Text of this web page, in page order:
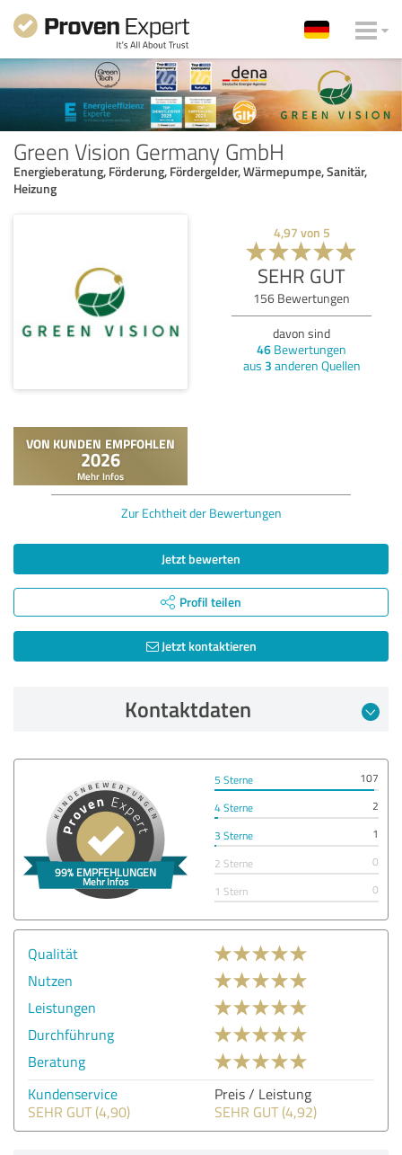
Green Vision Germany GmbH
Energieberatung, Förderung, Fördergelder, Wärmepumpe, Sanitär,
Heizung
4,97 von 5
SEHR GUT
156 Bewertungen
davon sind
46 Bewertungen
aus 3 anderen Quellen
Zur Echtheit der Bewertungen
Jetzt bewerten
Profil teilen
Jetzt kontaktieren
Kontaktdaten
5 Sterne
107
4 Sterne
2
3 Sterne
1
2 Sterne
0
1 Stern
0
Qualität
Nutzen
Leistungen
Durchführung
Beratung
Kundenservice
SEHR GUT (4,90)
Preis / Leistung
SEHR GUT (4,92)